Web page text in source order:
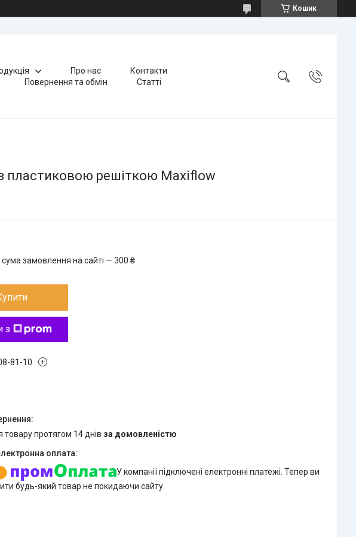
Кошик
Про нас
Контакти
Повернення та обмін Статті
пластиковою решіткою Maxiflow
сума замовлення на сайті — 300 ₴
з
81-10
товару протягом 14 днів за домовленістю
У компанії підключені електронні платежі. Тепер ви
будь-який товар не покидаючи сайту.